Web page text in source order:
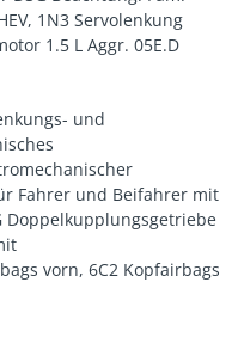
1N3 Servolenkung
1.5 L Aggr. 05E.D
und
Fahrer und Beifahrer mit
Doppelkupplungsgetriebe
vorn, 6C2 Kopfairbags